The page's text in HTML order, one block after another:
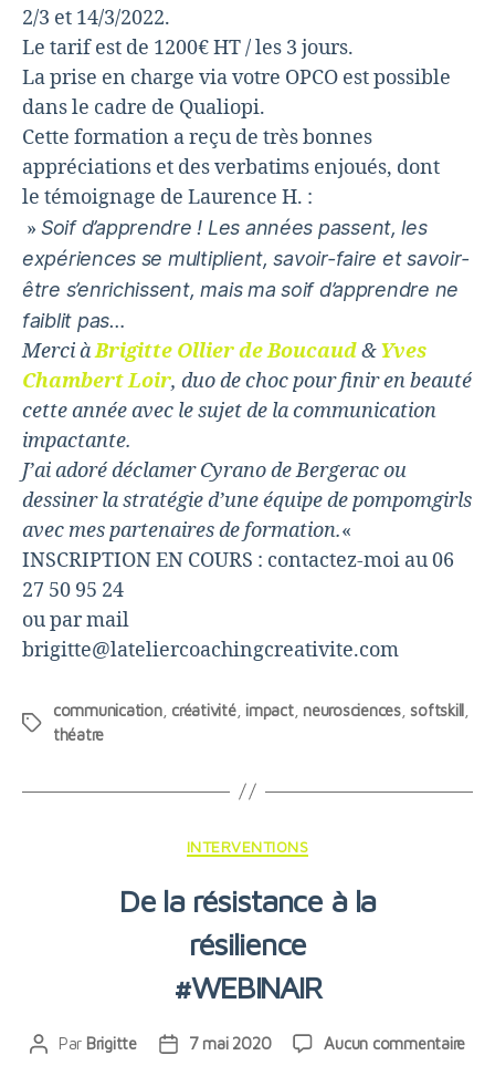
2/3 et 14/3/2022.
Le tarif est de 1200€ HT / les 3 jours.
La prise en charge via votre OPCO est possible
dans le cadre de Qualiopi.
Cette formation a reçu de très bonnes
appréciations et des verbatims enjoués, dont
le témoignage de Laurence H. :
» Soif d’apprendre ! Les années passent, les
expériences se multiplient, savoir-faire et savoir-
être s’enrichissent, mais ma soif d’apprendre ne
faiblit pas…
Merci àBrigitte Ollier de Boucaud&Yves
Chambert Loir, duo de choc pour finir en beauté
cette année avec le sujet de la communication
impactante.
J’ai adoré déclamer Cyrano de Bergerac ou
dessiner la stratégie d’une équipe de pompomgirls
avec mes partenaires de formation.«
INSCRIPTION EN COURS : contactez-moi au 06
27 50 95 24
ou par mail
brigitte@lateliercoachingcreativite.com
Étiquettes
communication, créativité, impact, neurosciences, softskill
théatre
Catégories
INTERVENTIONS
De la résistance à la
résilience
#WEBINAIR
Auteur
Par Brigitte
Date7 mai 2020 Aucun commentairesur